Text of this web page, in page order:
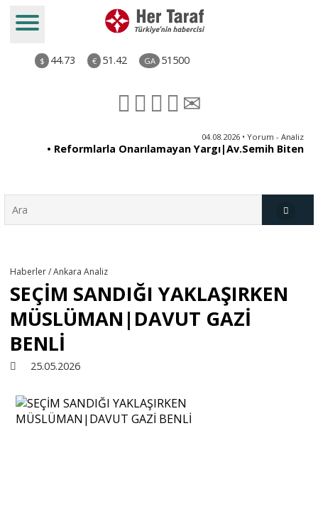
$ 44.73 € 51.42 GA 51500
04.08.2026 • Yorum - Analiz
• Reformlarla Onarılamayan Yargı|Av.Semih Biten
Kültür - Sanat
Haberler / Ankara Analiz
SEÇİM SANDIĞI YAKLAŞIRKEN
MÜSLÜMAN|DAVUT GAZİ
BENLİ
25.05.2026